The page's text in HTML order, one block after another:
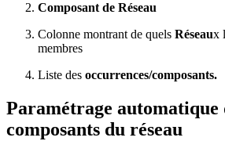
Composant de Réseau
Colonne montrant de quels Réseaux
membres
Liste des occurrences/composants.
Paramétrage automatique
composants du réseau